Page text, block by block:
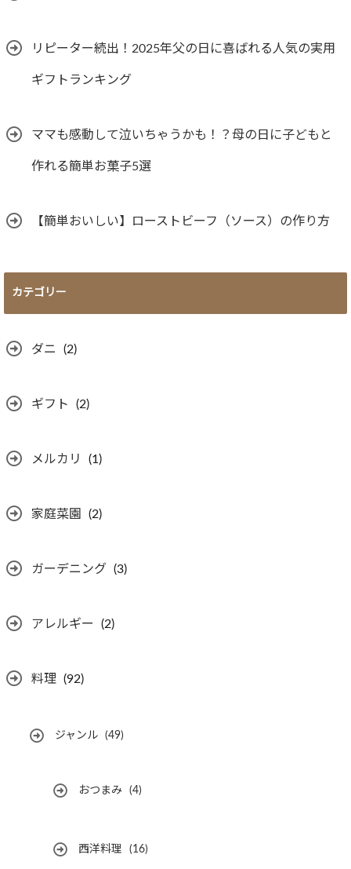
リピーター続出！2025年父の日に喜ばれる人気の実用
ギフトランキング
ママも感動して泣いちゃうかも！？母の日に子どもと
作れる簡単お菓子5選
【簡単おいしい】ローストビーフ（ソース）の作り方
カテゴリー
ダニ (2)
ギフト (2)
メルカリ (1)
家庭菜園 (2)
ガーデニング (3)
アレルギー (2)
料理 (92)
ジャンル (49)
おつまみ (4)
西洋料理 (16)